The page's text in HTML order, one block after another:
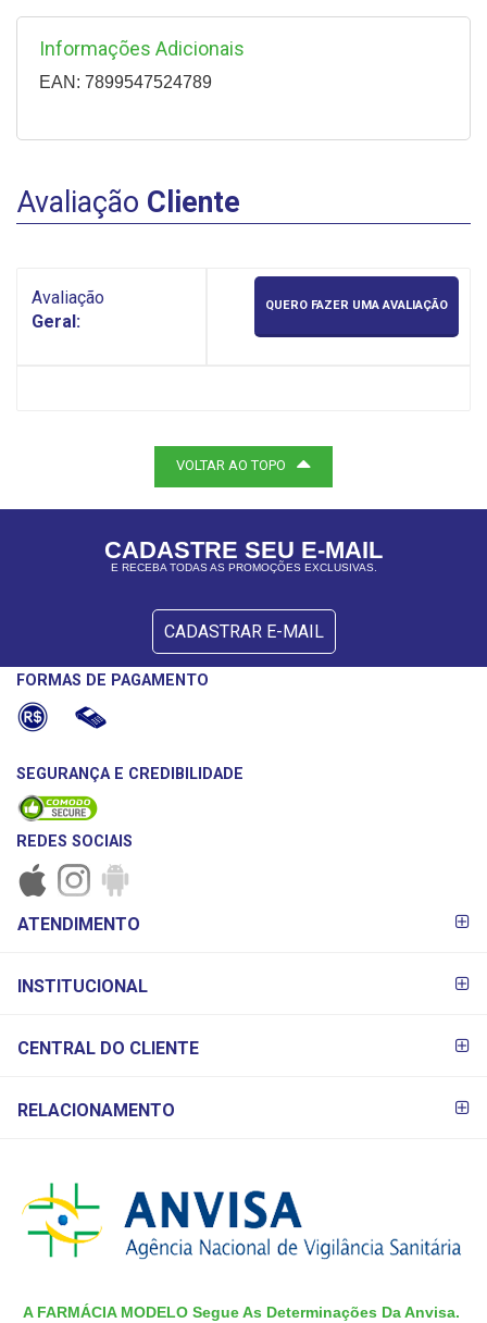
Informações Adicionais
EAN: 7899547524789
Avaliação Cliente
Avaliação
Geral:
QUERO FAZER UMA AVALIAÇÃO
VOLTAR AO TOPO
CADASTRE SEU E-MAIL
E RECEBA TODAS AS PROMOÇÕES EXCLUSIVAS.
CADASTRAR E-MAIL
FORMAS DE PAGAMENTO
SEGURANÇA E CREDIBILIDADE
REDES SOCIAIS
PAGAMENTO
ATENDIMENTO
INSTITUCIONAL
CENTRAL DO CLIENTE
RELACIONAMENTO
A FARMÁCIA MODELO Segue As Determinações Da Anvisa.